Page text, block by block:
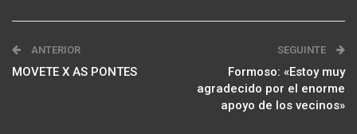
ANTERIOR
MOVETE X AS PONTES
SEGUINTE
Formoso: «Estoy muy
agradecido por el enorme
apoyo de los vecinos»